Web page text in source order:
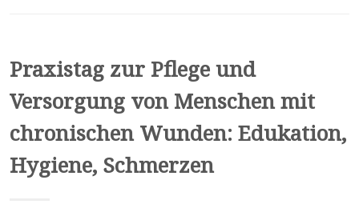
Praxistag zur Pflege und
Versorgung von Menschen mit
chronischen Wunden: Edukation,
Hygiene, Schmerzen